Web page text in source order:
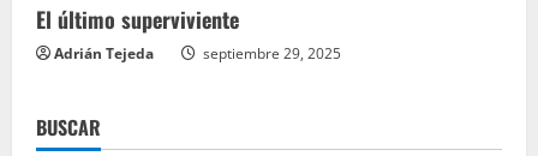
El último superviviente
Adrián Tejeda septiembre 29, 2025
BUSCAR